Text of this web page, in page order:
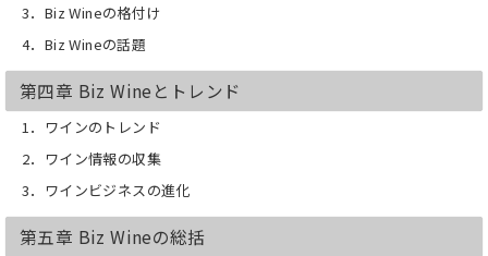
3．Biz Wineの格付け
4．Biz Wineの話題
第四章 Biz Wineとトレンド
1．ワインのトレンド
2．ワイン情報の収集
3．ワインビジネスの進化
第五章 Biz Wineの総括